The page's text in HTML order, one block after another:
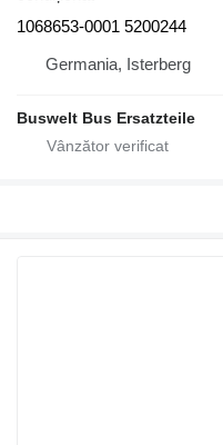
1068653-0001 5200244
Germania, Isterberg
Buswelt Bus Ersatzteile